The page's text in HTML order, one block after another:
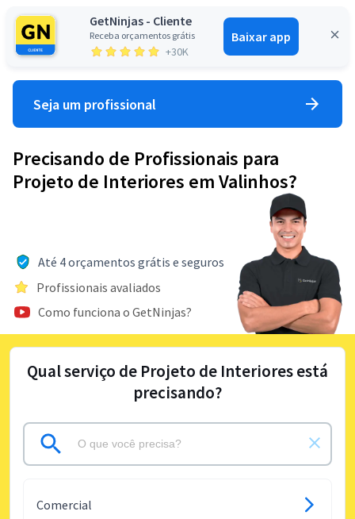
GetNinjas - Cliente
Receba orçamentos grátis
+30K
Baixar app
Entrar
Seja um profissional
Precisando de Profissionais para
Projeto de Interiores em Valinhos?
Até 4 orçamentos grátis e seguros
Profissionais avaliados
Como funciona o GetNinjas?
Qual serviço de Projeto de Interiores está
precisando?
Comercial